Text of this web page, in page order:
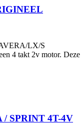
LX/S
4 takt 2v motor. Deze
SPRINT 4T-4V